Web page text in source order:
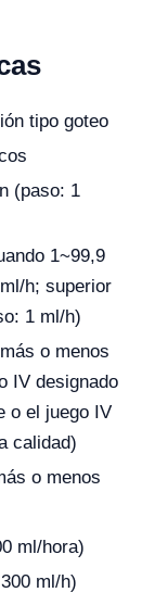
tipo goteo
(paso: 1
1~99,9
h; superior
1 ml/h)
o menos
IV designado
o el juego IV
calidad)
o menos
ml/hora)
ml/h)